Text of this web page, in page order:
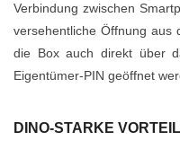
Verbindung zwischen
versehentliche Öffnung aus
die Box auch direkt über
Eigentümer-PIN geöffnet
DINO-STARKE